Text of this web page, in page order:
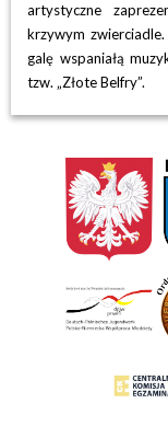
artystyczne
krzywym
galę wspaniałą
tzw. „Złote Belfry”.